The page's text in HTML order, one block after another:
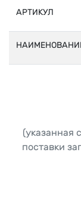
АРТИКУЛ
(указанная
поставки